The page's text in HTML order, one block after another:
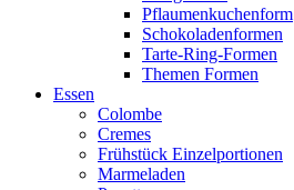
Pflaumenkuchenform
Schokoladenformen
Tarte-Ring-Formen
Themen Formen
Essen
Colombe
Cremes
Frühstück Einzelportionen
Marmeladen